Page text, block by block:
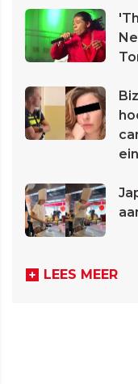
LEES MEER